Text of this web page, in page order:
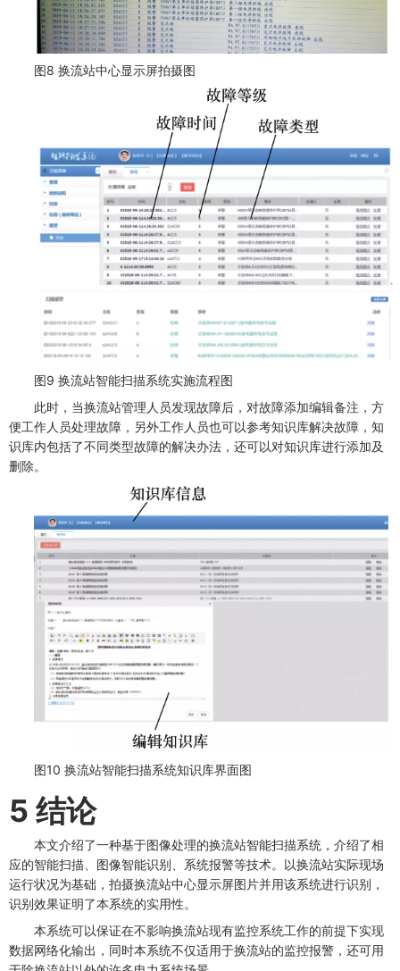
图8 换流站中心显示屏拍摄图
图9 换流站智能扫描系统实施流程图
此时，当换流站管理人员发现故障后，对故障添加编辑备注，方
便工作人员处理故障，另外工作人员也可以参考知识库解决故障，知
识库内包括了不同类型故障的解决办法，还可以对知识库进行添加及
删除。
图10 换流站智能扫描系统知识库界面图
5 结论
本文介绍了一种基于图像处理的换流站智能扫描系统，介绍了相
应的智能扫描、图像智能识别、系统报警等技术。以换流站实际现场
运行状况为基础，拍摄换流站中心显示屏图片并用该系统进行识别，
识别效果证明了本系统的实用性。
本系统可以保证在不影响换流站现有监控系统工作的前提下实现
数据网络化输出，同时本系统不仅适用于换流站的监控报警，还可用